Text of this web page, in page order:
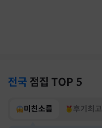
전국 점집 TOP 5
미친소름 후기최고